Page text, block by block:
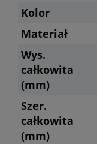
Kolor
Materiał
Wys.
całkowita
(mm)
Szer.
całkowita
(mm)